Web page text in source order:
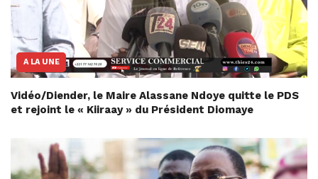
A LA UNE
Vidéo/Diender, le Maire Alassane Ndoye quitte le PDS
et rejoint le « Kiiraay » du Président Diomaye